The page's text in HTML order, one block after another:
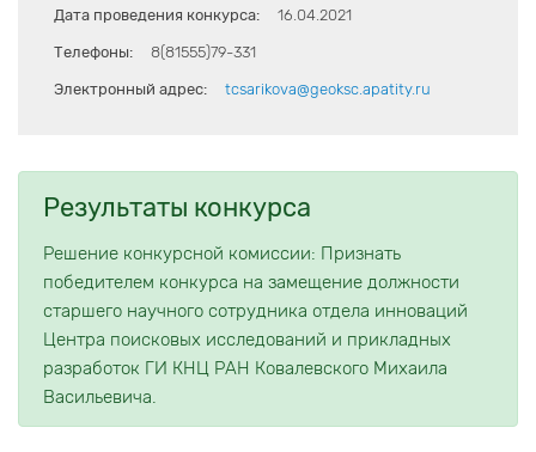
Дата проведения конкурса: 16.04.2021
Телефоны: 8(81555)79-331
Электронный адрес: tcsarikova@geoksc.apatity.ru
Результаты конкурса
Решение конкурсной комиссии: Признать
победителем конкурса на замещение должности
старшего научного сотрудника отдела инноваций
Центра поисковых исследований и прикладных
разработок ГИ КНЦ РАН Ковалевского Михаила
Васильевича.